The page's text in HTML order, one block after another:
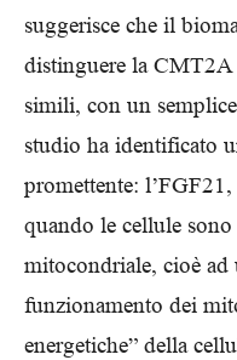
suggerisce che il
distinguere la
simili, con un
studio ha identificato
promettente:
quando le cellule sono
mitocondriale, cioè ad
funzionamento dei
energetiche” della